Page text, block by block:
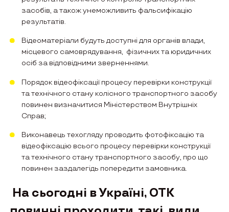
засобів, а також унеможливить фальсифікацію
результатів.
Відеоматеріали будуть доступнi для органiв влади,
мiсцевого самоврядування, фiзичних та юридичних
осiб за вiдповідними зверненнями.
Порядок вiдеофіксації процесу перевірки конструкції
та технічного стану колісного транспортного засобу
повинен визначитися Міністерством Внутрішніх
Справ;
Виконавець техогляду проводить фотофiксацію та
відеофіксацію всього процесу перевірки конструкції
та технічного стану транспортного засобу, про що
повинен заздалегідь попередити замовника.
На сьогодні в Україні, ОТК